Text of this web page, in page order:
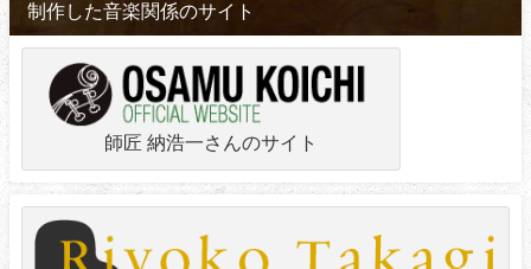
制作した音楽関係のサイト
師匠 納浩一さんのサイト